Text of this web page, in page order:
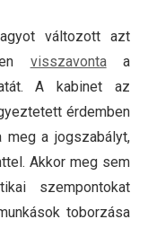
változott azt
visszavontaa
A kabinet az
érdemben
meg a jogszabályt,
Akkor meg sem
szempontokat
toborzása